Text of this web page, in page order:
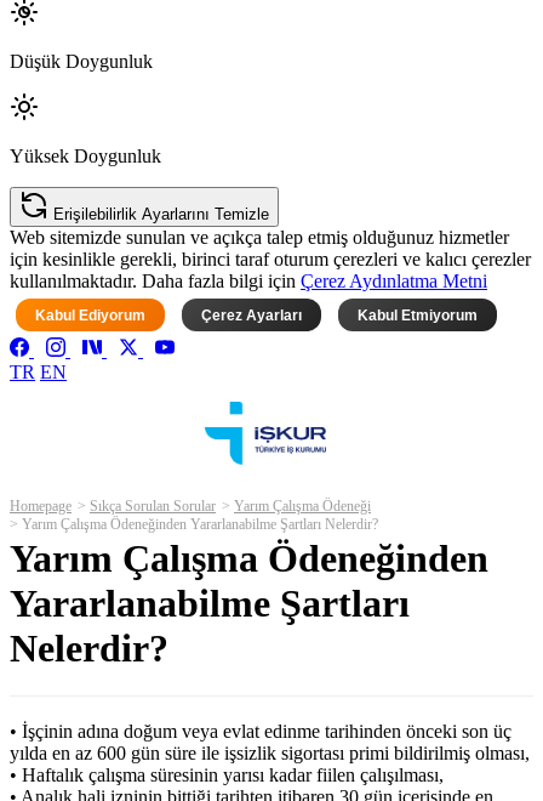
Düşük Doygunluk
Yüksek Doygunluk
Erişilebilirlik Ayarlarını Temizle
Web sitemizde sunulan ve açıkça talep etmiş olduğunuz hizmetler
için kesinlikle gerekli, birinci taraf oturum çerezleri ve kalıcı çerezler
kullanılmaktadır. Daha fazla bilgi için Çerez Aydınlatma Metni
Kabul Ediyorum Çerez Ayarları Kabul Etmiyorum
TR EN
Homepage Sıkça Sorulan Sorular
Yarım Çalışma Ödeneği
Yarım Çalışma Ödeneğinden Yararlanabilme Şartları Nelerdir?
Yarım Çalışma Ödeneğinden
Yararlanabilme Şartları
Nelerdir?
• İşçinin adına doğum veya evlat edinme tarihinden önceki son üç
yılda en az 600 gün süre ile işsizlik sigortası primi bildirilmiş olması,
• Haftalık çalışma süresinin yarısı kadar fiilen çalışılması,
• Analık hali izninin bittiği tarihten itibaren 30 gün içerisinde en